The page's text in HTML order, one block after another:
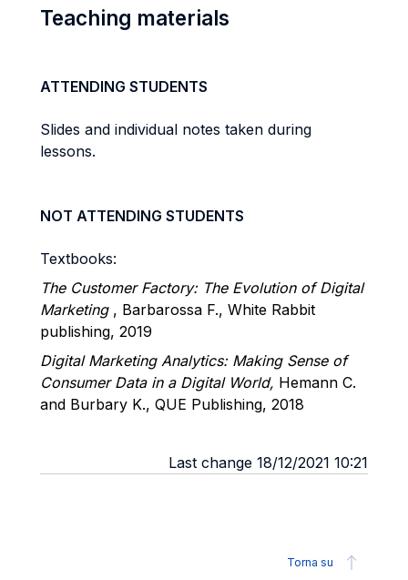
Teaching materials
ATTENDING STUDENTS
Slides and individual notes taken during
lessons.
NOT ATTENDING STUDENTS
Textbooks:
The Customer Factory: The Evolution of Digital
Marketing, Barbarossa F., White Rabbit
publishing, 2019
Digital Marketing Analytics: Making Sense of
Consumer Data in a Digital World, Hemann C.
and Burbary K., QUE Publishing, 2018
Last change 18/12/2021 10:21
Torna su